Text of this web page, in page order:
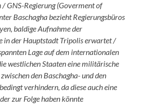
/ GNS-Regierung (Goverment of
Baschagha bezieht Regierungsbüros
baldige Aufnahme der
in der Hauptstadt Tripolis erwartet /
Lage auf dem internationalen
westlichen Staaten eine militärische
den Baschagha- und den
verhindern, da diese auch eine
zur Folge haben könnte